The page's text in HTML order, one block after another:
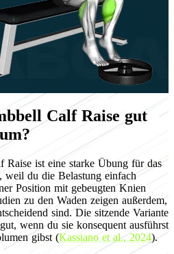
Calf Raise gut
Raise ist eine starke Übung für das
weil du die Belastung einfach
Position mit gebeugten Knien
zu den Waden zeigen außerdem,
sind. Die sitzende Variante
wenn du sie konsequent ausführst
gibst (Kassiano et al., 2024).